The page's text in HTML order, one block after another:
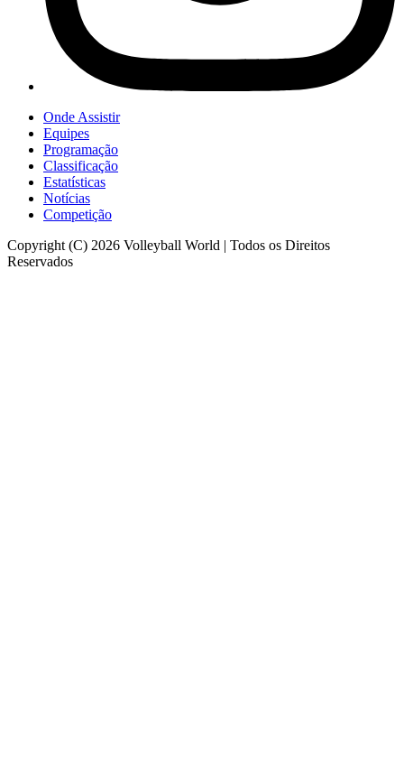
Onde Assistir
Equipes
Programação
Classificação
Estatísticas
Notícias
Competição
Copyright (C) 2026 Volleyball World | Todos os Direitos
Reservados